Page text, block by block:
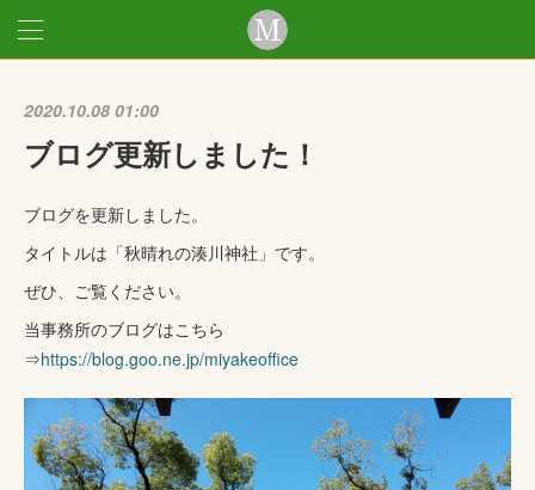
2020.10.08 01:00
ブログ更新しました！
ブログを更新しました。
タイトルは「秋晴れの湊川神社」です。
ぜひ、ご覧ください。
当事務所のブログはこちら
⇒https://blog.goo.ne.jp/miyakeoffice